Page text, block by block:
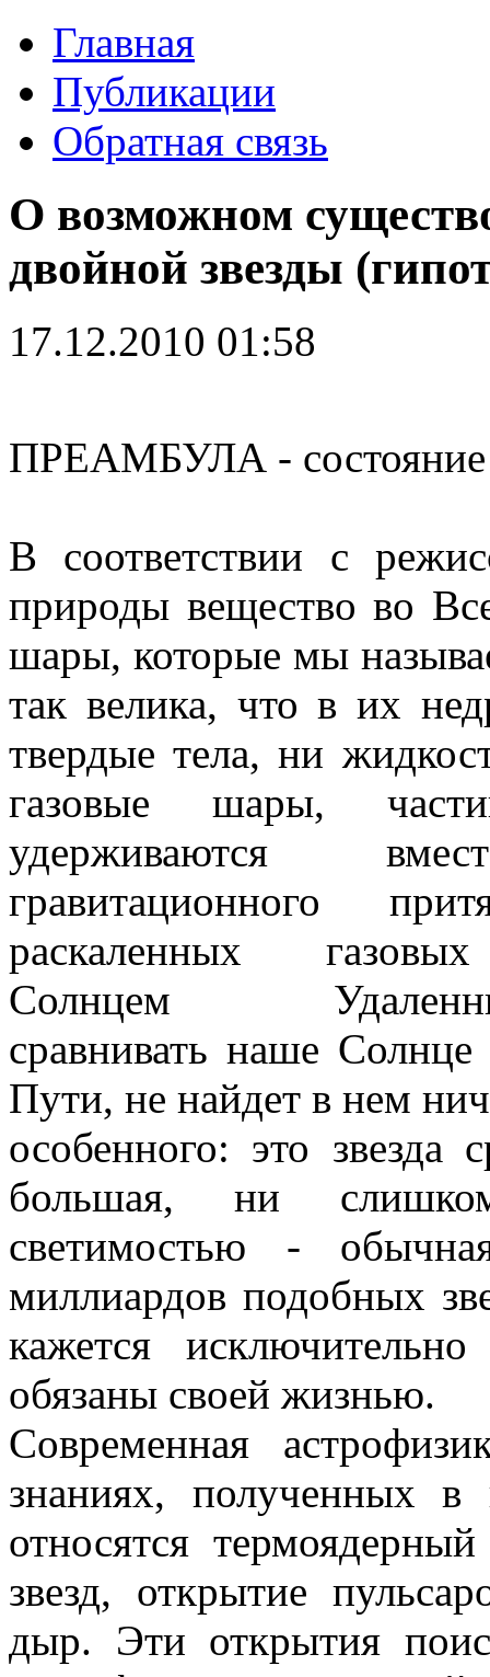
Главная
Публикации
Обратная связь
О возможном
двойной звезды
17.12.2010 01:58
ПРЕАМБУЛА - состояние
В соответствии с
природы вещество во
шары, которые мы
так велика, что в их
твердые тела, ни
газовые шары,
удерживаются
гравитационного
раскаленных
Солнцем Удаленный
сравнивать наше
Пути, не найдет в нем
особенного: это звезда
большая, ни
светимостью -
миллиардов подобных
кажется
обязаны своей жизнью.
Современная
знаниях, полученных в
относятся
звезд, открытие
дыр. Эти открытия